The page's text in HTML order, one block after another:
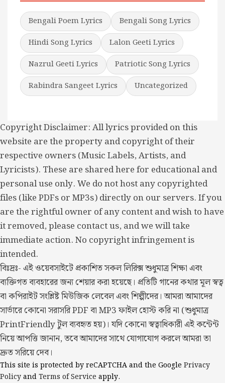
Bengali Poem Lyrics
Bengali Song Lyrics
Hindi Song Lyrics
Lalon Geeti Lyrics
Nazrul Geeti Lyrics
Patriotic Song Lyrics
Rabindra Sangeet Lyrics
Uncategorized
Copyright Disclaimer: All lyrics provided on this
website are the property and copyright of their
respective owners (Music Labels, Artists, and
Lyricists). These are shared here for educational and
personal use only. We do not host any copyrighted
files (like PDFs or MP3s) directly on our servers. If you
are the rightful owner of any content and wish to have
it removed, please contact us, and we will take
immediate action. No copyright infringement is
intended.
বিঃদ্রঃ- এই ওয়েবসাইটে প্রকাশিত সকল লিরিক্স শুধুমাত্র শিক্ষা এবং
ব্যক্তিগত ব্যবহারের জন্য শেয়ার করা হয়েছে। প্রতিটি গানের কথার মূল স্বত্ব
বা কপিরাইট সংশ্লিষ্ট মিউজিক লেবেল এবং শিল্পীদের। আমরা আমাদের
সার্ভারে কোনো সরাসরি PDF বা MP3 ফাইল হোস্ট করি না (শুধুমাত্র
PrintFriendly টুল ব্যবহৃত হয়)। যদি কোনো স্বত্বাধিকারী এই কন্টেন্ট
নিয়ে আপত্তি জানান, তবে আমাদের সাথে যোগাযোগ করলে আমরা তা
দ্রুত সরিয়ে দেব।
This site is protected by reCAPTCHA and the Google Privacy
PolicyandTerms of Service apply.